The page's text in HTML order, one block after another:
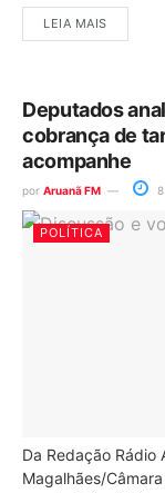
LEIA MAIS
Deputados
cobrança de
acompanhe
por Aruanã FM
POLÍTICA
Da Redação
Magalhães/